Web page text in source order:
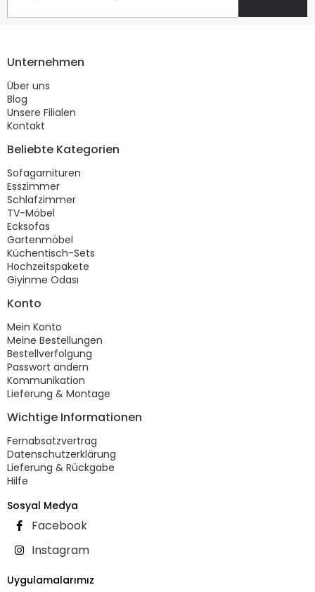
Unternehmen
Über uns
Blog
Unsere Filialen
Kontakt
Beliebte Kategorien
Sofagarnituren
Esszimmer
Schlafzimmer
TV-Möbel
Ecksofas
Gartenmöbel
Küchentisch-Sets
Hochzeitspakete
Giyinme Odası
Konto
Mein Konto
Meine Bestellungen
Bestellverfolgung
Passwort ändern
Kommunikation
Lieferung & Montage
Wichtige Informationen
Fernabsatzvertrag
Datenschutzerklärung
Lieferung & Rückgabe
Hilfe
Sosyal Medya
Facebook
Instagram
Uygulamalarımız